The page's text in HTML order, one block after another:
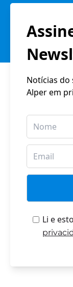
Notícias do
Alper em
Li e